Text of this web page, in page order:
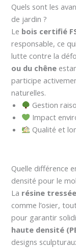
Quels sont les
de jardin ?
Le bois certifié
responsable, ce
lutte contre la
ou du chêne
participe
naturelles.
Gestion
Impact
Qualité et
Quelle différence
densité pour le
La résine tressée
comme l’osier,
pour garantir
haute densité
designs